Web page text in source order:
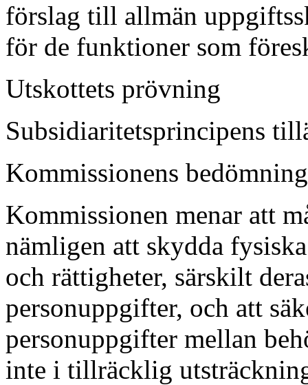
förslag till allmän
för de funktioner som
Utskottets prövning
Subsidiaritetsprincipens
Kommissionens bedömning
Kommissionen menar att
nämligen att skydda
och rättigheter, särskilt
personuppgifter, och att
personuppgifter mellan
inte i tillräcklig